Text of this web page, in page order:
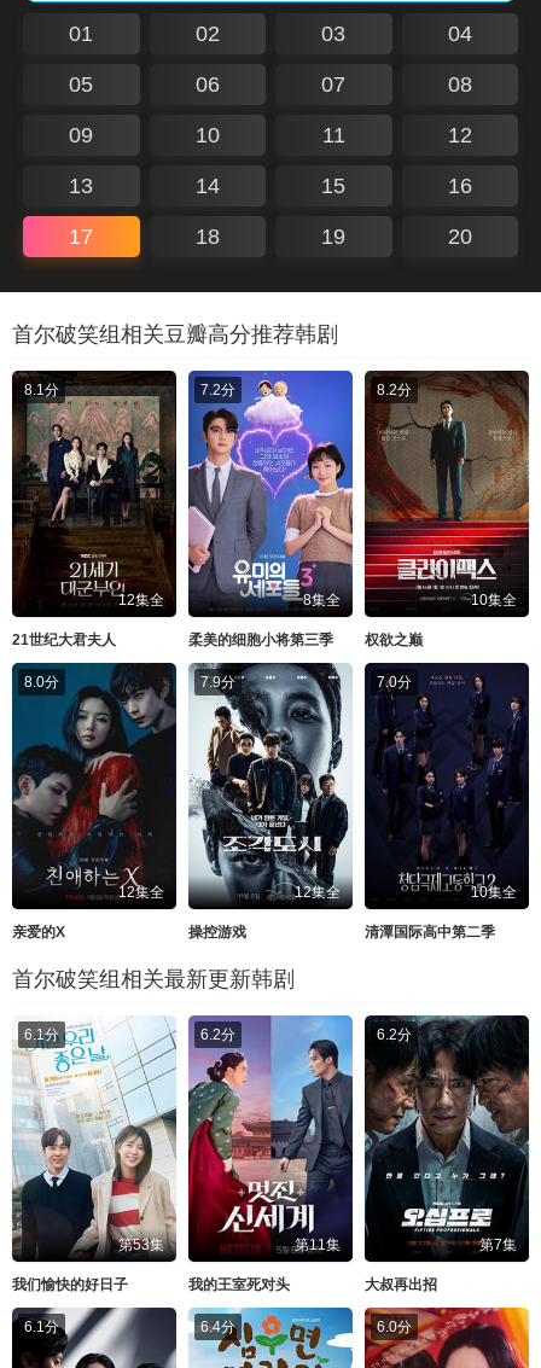
01 02 03 04
05 06 07 08
09 10 11 12
13 14 15 16
17 18 19 20
首尔破笑组相关豆瓣高分推荐韩剧
8.1分
12集全
21世纪大君夫人
7.2分
8集全
柔美的细胞小将第三季
8.2分
10集全
权欲之巅
8.0分
12集全
亲爱的X
7.9分
12集全
操控游戏
7.0分
10集全
清潭国际高中第二季
首尔破笑组相关最新更新韩剧
6.1分
第53集
我们愉快的好日子
6.2分
第11集
我的王室死对头
6.2分
第7集
大叔再出招
6.1分 6.4分 6.0分